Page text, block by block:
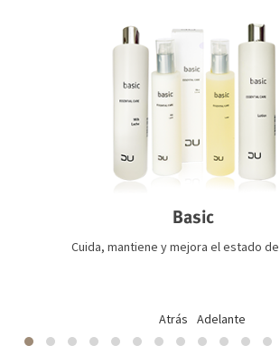
Basic
Cuida, mantiene y mejora el estado
Atrás Adelante